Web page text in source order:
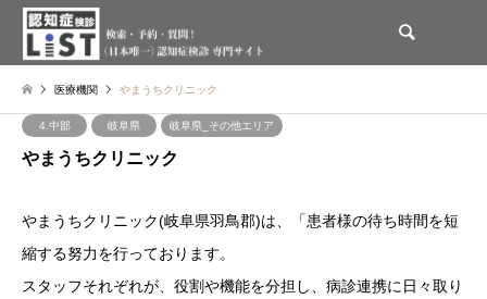
医療機関 やまうちクリニック
4.中部 岐阜県 岐阜県_その他エリア
やまうちクリニック
やまうちクリニック(岐阜県羽鳥郡)は、「患者様の待ち時間を短
縮する努力を行っております。
スタッフそれぞれが、役割や機能を分担し、病診連携に日々取り